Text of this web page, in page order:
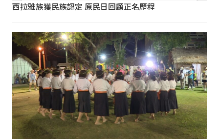
西拉雅族獲民族認定 原民日回顧正名歷程